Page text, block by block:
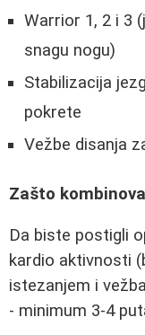
Warrior 1, 2 i 3
snagu nogu)
Stabilizacija
pokrete
Vežbe disanja
Zašto
Da biste postigli
kardio aktivnosti
istezanjem i
- minimum 3-4